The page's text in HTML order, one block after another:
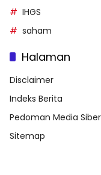
IHGS
saham
Halaman
Disclaimer
Indeks Berita
Pedoman Media Siber
Sitemap